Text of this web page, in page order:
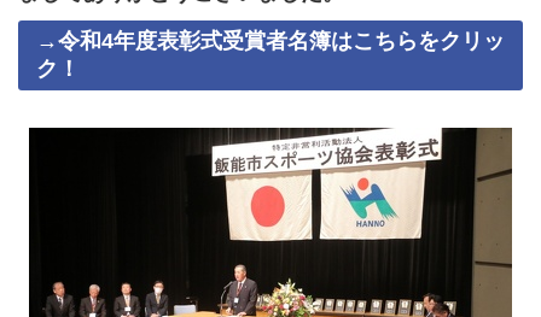
→令和4年度表彰式受賞者名簿はこちらをクリッ
ク！